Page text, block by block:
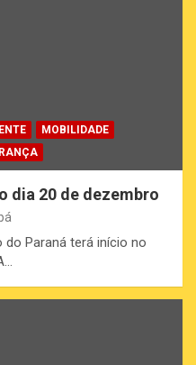
MOBILIDADE
dia 20 de dezembro
do Paraná terá início no